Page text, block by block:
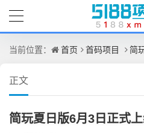
当前位置： 首页 首码项目 简玩
正文
简玩夏日版6月3日正式